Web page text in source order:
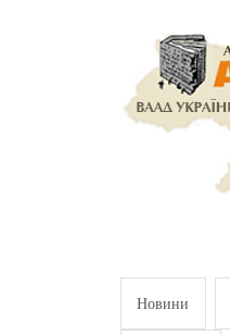
Новини